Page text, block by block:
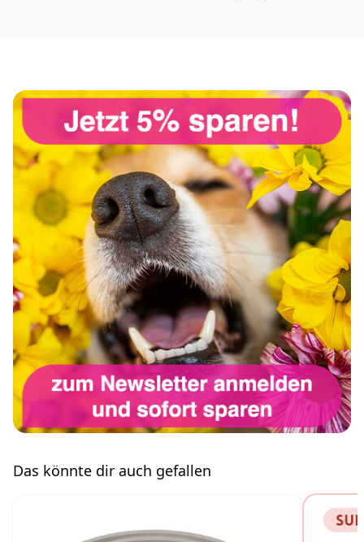
Das könnte dir auch gefallen